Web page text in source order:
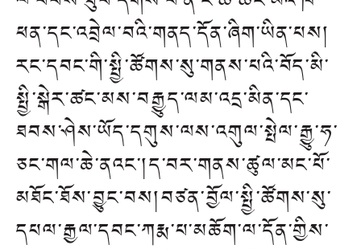
ཕན་དང་འབྲེལ་བའི་གནད་དོན་ཞིག་ཡིན་པས།
རང་དབང་གི་སྤྱི་ཚོགས་སུ་གནས་པའི་བོད་མི་
སྤྱི་སྒེར་ཚང་མས་བརྒྱུད་ལམ་འདྲ་མིན་དང་
ཐབས་ཤེས་ཡོད་དགུས་ལས་འགུལ་སྤེལ་རྒྱུ་ཧ་
ཅང་གལ་ཆེ་ནའང་།ད་བར་གནས་ཚུལ་མང་པོ་
མཐོང་ཐོས་བྱུང་བས།བཙན་བྱོལ་སྤྱི་ཚོགས་སུ་
དཔལ་རྒྱལ་དབང་ཀརྨ་པ་མཆོག་ལ་དོན་གྱིས་